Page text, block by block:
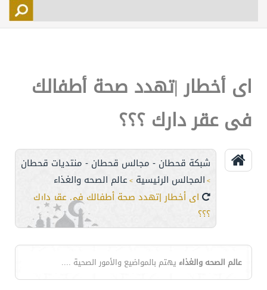
اتصل بنا
اى أخطار |تهدد صحة أطفالك
فى عقر دارك ؟؟؟
شبكة قحطان - مجالس قحطان - منتديات قحطان
> المجالس الرئيسية > عالم الصحه والغذاء
اى أخطار |تهدد صحة أطفالك فى عقر دارك
؟؟؟
عالم الصحه والغذاء يهتم بالمواضيع والأمور الصحية ....